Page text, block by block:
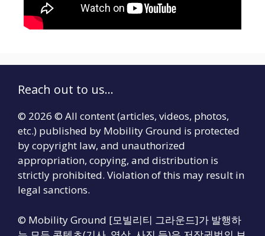
Reach out to us...
© 2026 © All content (articles, videos, photos,
etc.) published by Mobility Ground is protected
by copyright law, and unauthorized
appropriation, copying, and distribution is
strictly prohibited. Violation of this may result in
legal sanctions.
© Mobility Ground [모빌리티 그라운드]가 발행하